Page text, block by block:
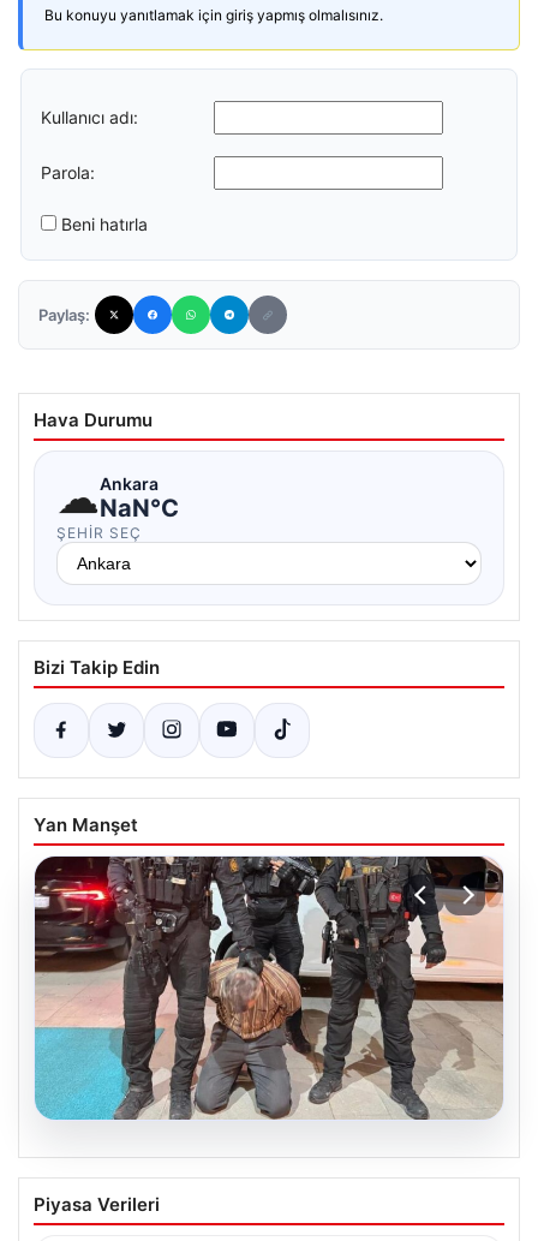
Bu konuyu yanıtlamak için giriş yapmış olmalısınız.
Kullanıcı adı:
Parola:
Beni hatırla
Paylaş:
Hava Durumu
☁Ankara
NaN°C
ŞEHIR SEÇ
Bizi Takip Edin
Yan Manşet
05.08.2026
FETÖ’nün Marmaris Suikast Planındaki
Teröristin Detaylı İfadesi Gün yüzüne
Piyasa Verileri